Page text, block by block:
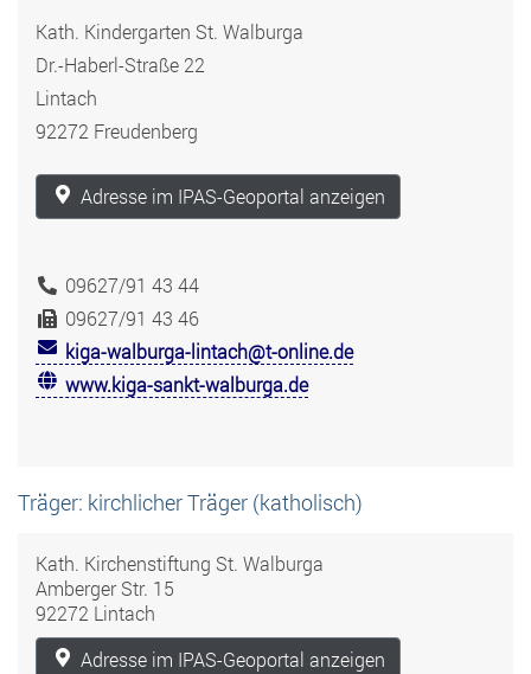
Kath. Kindergarten St. Walburga
Dr.-Haberl-Straße 22
Lintach
92272 Freudenberg
Adresse im IPAS-Geoportal anzeigen
09627/91 43 44
09627/91 43 46
kiga-walburga-lintach@t-online.de
www.kiga-sankt-walburga.de
Träger: kirchlicher Träger (katholisch)
Kath. Kirchenstiftung St. Walburga
Amberger Str. 15
92272 Lintach
Adresse im IPAS-Geoportal anzeigen